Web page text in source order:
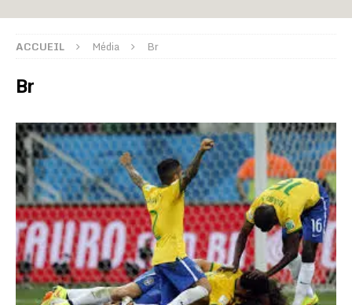
ACCUEIL Média Br
Br